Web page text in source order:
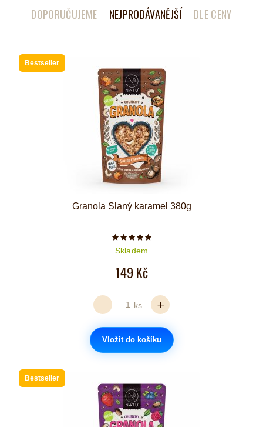
DOPORUČUJEME NEJPRODÁVANĚJŠÍ DLE CENY
Bestseller
Granola Slaný karamel 380g
Počet hvězdiček je 5 z 5
Skladem
149 Kč
ks
Vložit do košíku
Bestseller